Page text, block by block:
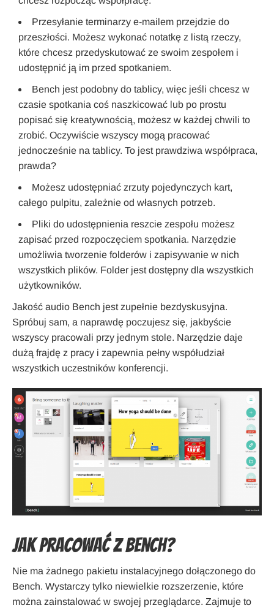
Przesyłanie terminarzy e-mailem przejdzie do
przeszłości. Możesz wykonać notatkę z listą rzeczy,
które chcesz przedyskutować ze swoim zespołem i
udostępnić ją im przed spotkaniem.
Bench jest podobny do tablicy, więc jeśli chcesz w
czasie spotkania coś naszkicować lub po prostu
popisać się kreatywnością, możesz w każdej chwili to
zrobić. Oczywiście wszyscy mogą pracować
jednocześnie na tablicy. To jest prawdziwa współpraca,
prawda?
Możesz udostępniać zrzuty pojedynczych kart,
całego pulpitu, zależnie od własnych potrzeb.
Pliki do udostępnienia reszcie zespołu możesz
zapisać przed rozpoczęciem spotkania. Narzędzie
umożliwia tworzenie folderów i zapisywanie w nich
wszystkich plików. Folder jest dostępny dla wszystkich
użytkowników.
Jakość audio Bench jest zupełnie bezdyskusyjna.
Spróbuj sam, a naprawdę poczujesz się, jakbyście
wszyscy pracowali przy jednym stole. Narzędzie daje
dużą frajdę z pracy i zapewnia pełny współudział
wszystkich uczestników konferencji.
Jak pracować z Bench?
Nie ma żadnego pakietu instalacyjnego dołączonego do
Bench. Wystarczy tylko niewielkie rozszerzenie, które
można zainstalować w swojej przeglądarce. Zajmuje to